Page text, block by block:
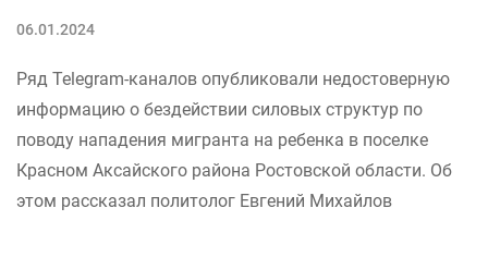
06.01.2024
Ряд Telegram-каналов опубликовали недостоверную
информацию о бездействии силовых структур по
поводу нападения мигранта на ребенка в поселке
Красном Аксайского района Ростовской области. Об
этом рассказал политолог Евгений Михайлов